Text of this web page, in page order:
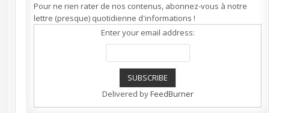
Pour ne rien rater de nos contenus, abonnez-vous à notre
lettre (presque) quotidienne d'informations !
Enter your email address:
Delivered byFeedBurner